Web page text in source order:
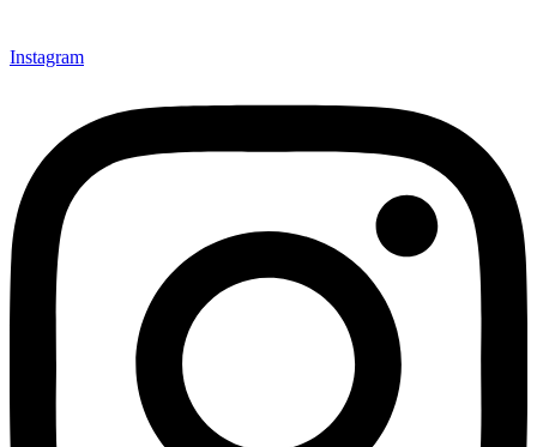
Instagram